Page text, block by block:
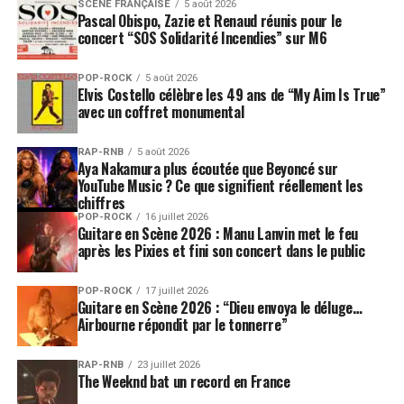
Avant même sa sortie, “Michael”avait suscité de
nombreuses discussions sur la manière dont le film
traiterait les accusations visant le chanteur. Le résultat
final se concentre principalement sur son ascension et
sur la construction de sa carrière jusqu’à la fin des
années 1980.
Cette approche a été critiquée par ceux qui espéraient
une vision plus exhaustive et plus contradictoire.
D’autres spectateurs ont au contraire considéré le film
comme une œuvre musicale consacrée avant tout au
parcours artistique de Michael Jackson.
Ces débats n’ont pas freiné la fréquentation. La
puissance internationale du catalogue de l’artiste,
l’intérêt de plusieurs générations et la dimension
spectaculaire des reconstitutions ont permis au film de
toucher un public considérable.
SCÈNE FRANÇAISE 5 août 2026
Pascal Obispo, Zazie et Renaud réunis pour le
concert “SOS Solidarité Incendies” sur M6
POP-ROCK 5 août 2026
Elvis Costello célèbre les 49 ans de “My Aim Is True”
avec un coffret monumental
RAP-RNB 5 août 2026
Aya Nakamura plus écoutée que Beyoncé sur
YouTube Music ? Ce que signifient réellement les
chiffres
POP-ROCK 16 juillet 2026
Guitare en Scène 2026 : Manu Lanvin met le feu
après les Pixies et fini son concert dans le public
POP-ROCK 17 juillet 2026
Guitare en Scène 2026 : “Dieu envoya le déluge…
Airbourne répondit par le tonnerre”
RAP-RNB 23 juillet 2026
The Weeknd bat un record en France